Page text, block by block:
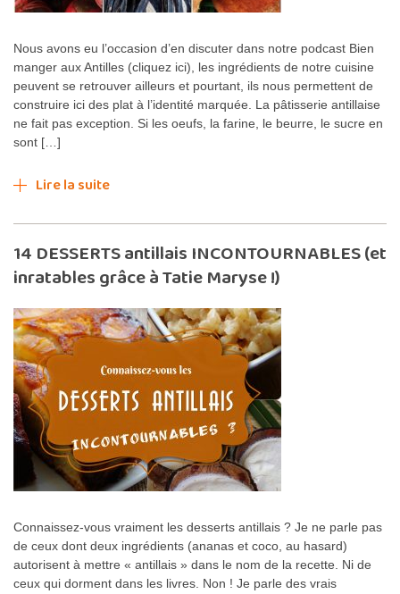
Nous avons eu l’occasion d’en discuter dans notre podcast Bien
manger aux Antilles (cliquez ici), les ingrédients de notre cuisine
peuvent se retrouver ailleurs et pourtant, ils nous permettent de
construire ici des plat à l’identité marquée. La pâtisserie antillaise
ne fait pas exception. Si les oeufs, la farine, le beurre, le sucre en
sont […]
Lire la suite
14 DESSERTS antillais INCONTOURNABLES (et
inratables grâce à Tatie Maryse !)
Connaissez-vous vraiment les desserts antillais ? Je ne parle pas
de ceux dont deux ingrédients (ananas et coco, au hasard)
autorisent à mettre « antillais » dans le nom de la recette. Ni de
ceux qui dorment dans les livres. Non ! Je parle des vrais